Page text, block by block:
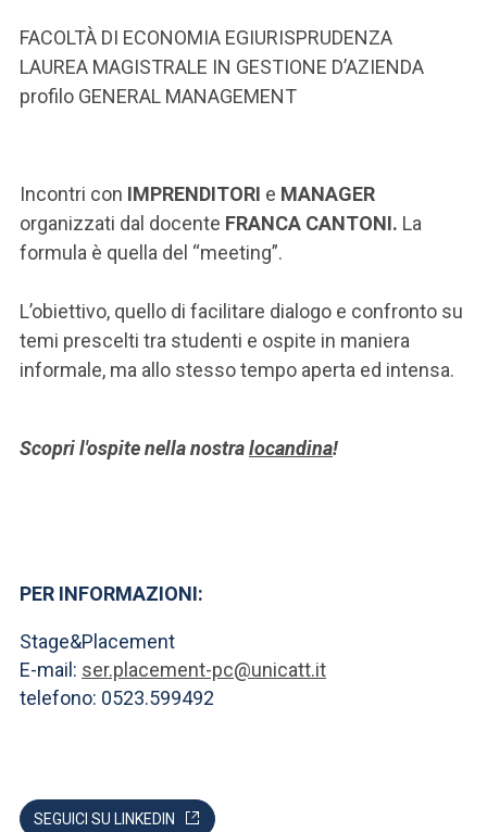
SEI UN DOCENTE O UN MEMBRO DELLO STAFF
ACCEDI A CLOUDMAIL
FACOLTÀ DI ECONOMIA EGIURISPRUDENZA
LAUREA MAGISTRALE IN GESTIONE D’AZIENDA
profilo GENERAL MANAGEMENT
Incontri con IMPRENDITORI e MANAGER
organizzati dal docente FRANCA CANTONI. La
formula è quella del “meeting”.
L’obiettivo, quello di facilitare dialogo e confronto su
temi prescelti tra studenti e ospite in maniera
informale, ma allo stesso tempo aperta ed intensa.
Scopri l'ospite nella nostralocandina!
PER INFORMAZIONI:
Stage&Placement
E-mail: ser.placement-pc@unicatt.it
telefono: 0523.599492
SEGUICI SU LINKEDIN